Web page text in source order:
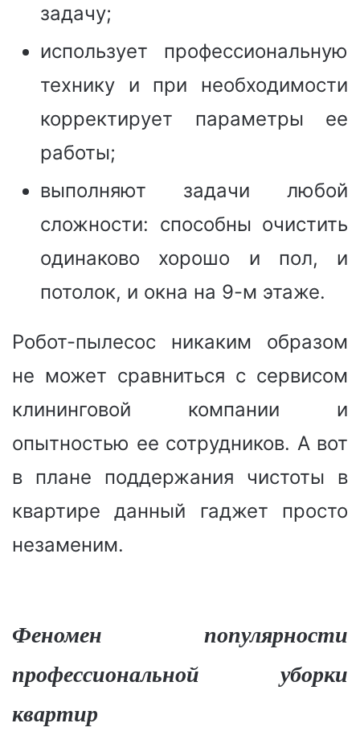
задачу;
использует профессиональную
технику и при необходимости
корректирует параметры ее
работы;
выполняют задачи любой
сложности: способны очистить
одинаково хорошо и пол, и
потолок, и окна на 9-м этаже.
Робот-пылесос никаким образом
не может сравниться с сервисом
клининговой компании и
опытностью ее сотрудников. А вот
в плане поддержания чистоты в
квартире данный гаджет просто
незаменим.
Феномен популярности
профессиональной уборки
квартир